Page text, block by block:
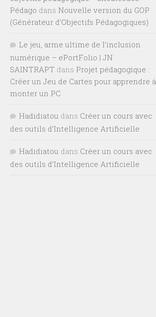
Pédago dans Nouvelle version du GOP
(Générateur d’Objectifs Pédagogiques)
Le jeu, arme ultime de l’inclusion
numérique – ePortFolio | JN
SAINTRAPT dans Projet pédagogique :
Créer un Jeu de Cartes pour apprendre à
monter un PC
Hadidiatou dans Créer un cours avec
des outils d’Intelligence Artificielle
Hadidiatou dans Créer un cours avec
des outils d’Intelligence Artificielle